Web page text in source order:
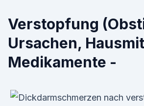
Verstopfung
Ursachen,
Medikamente -